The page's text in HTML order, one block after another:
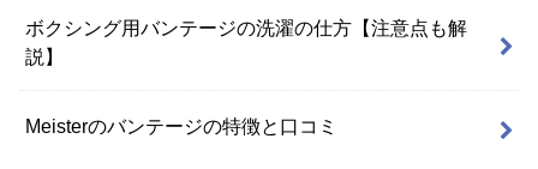
ボクシング用バンテージの洗濯の仕方【注意点も解
説】
Meisterのバンテージの特徴と口コミ